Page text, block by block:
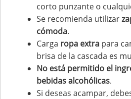
corto punzante o
Se recomienda utilizar
cómoda.
Carga ropa extrapara
brisa de la cascada es
No está permitido el
bebidas alcohólicas.
Si deseas acampar,